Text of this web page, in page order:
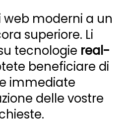
web moderni a un
superiore. Li
tecnologie real-
beneficiare di
immediate
delle vostre